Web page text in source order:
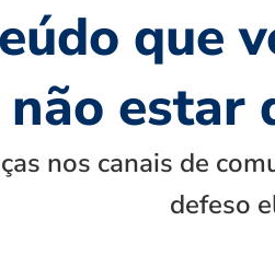
que
não estar
nos canais de
defeso